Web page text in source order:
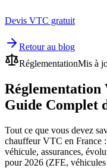
Devis VTC gratuit
Retour au blog
RéglementationMis à
Réglementation
Guide Complet
Tout ce que vous devez
chauffeur VTC en France
véhicule, assurances,
pour 2026 (ZFE, véhicules